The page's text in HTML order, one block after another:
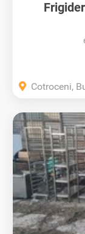
Cotroceni,